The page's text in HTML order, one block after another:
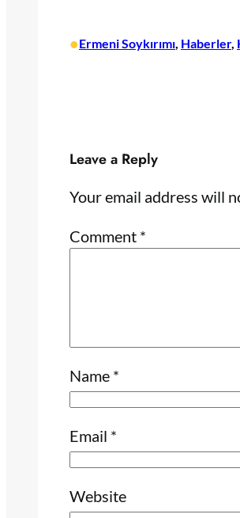
•Ermeni Soykırımı, Haberler,
Leave a Reply
Your email address will
Comment *
Name *
Email *
Website